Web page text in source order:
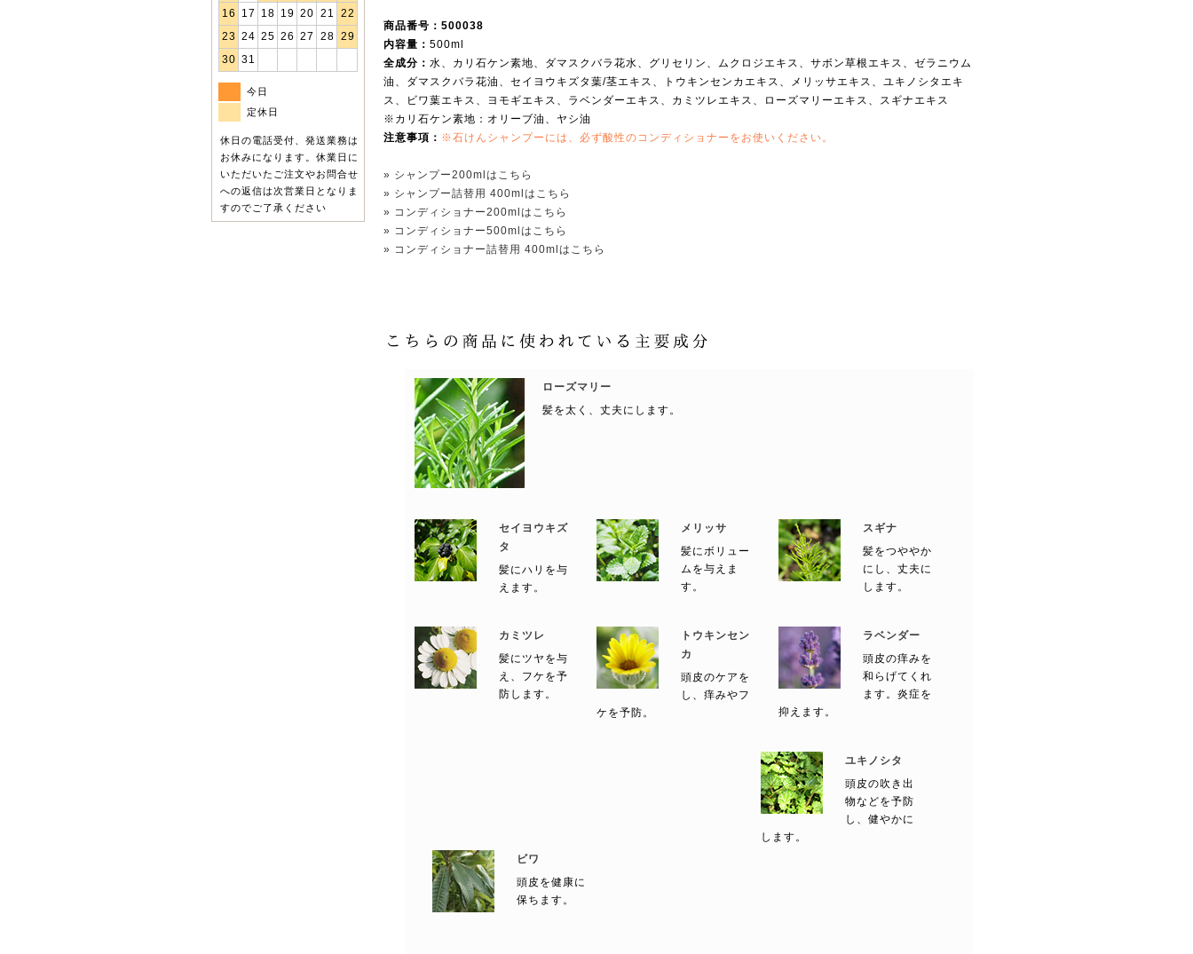
16
17 18 19 20 21
22
23 24 25 26 27 28 29
30 31
今日
定休日
休日の電話受付、発送業務は
お休みになります。休業日に
いただいたご注文やお問合せ
への返信は次営業日となりま
すのでご了承ください
商品番号：500038
内容量： 500ml
全成分： 水、カリ石ケン素地、ダマスクバラ花水、グリセリン、ムクロジエキス、サボン草根エキス、ゼラニウム
油、ダマスクバラ花油、セイヨウキズタ葉/茎エキス、トウキンセンカエキス、メリッサエキス、ユキノシタエキ
ス、ビワ葉エキス、ヨモギエキス、ラベンダーエキス、カミツレエキス、ローズマリーエキス、スギナエキス
※カリ石ケン素地：オリーブ油、ヤシ油
注意事項： ※石けんシャンプーには、必ず酸性のコンディショナーをお使いください。
» シャンプー200mlはこちら
» シャンプー詰替用 400mlはこちら
» コンディショナー200mlはこちら
» コンディショナー500mlはこちら
» コンディショナー詰替用 400mlはこちら
ローズマリー
髪を太く、丈夫にします。
セイヨウキズ
タ
髪にハリを与
えます。
メリッサ
髪にボリュー
ムを与えま
す。
スギナ
髪をつややか
にし、丈夫に
します。
カミツレ
髪にツヤを与
え、フケを予
防します。
トウキンセン
カ
頭皮のケアを
し、痒みやフ
ケを予防。
ラベンダー
頭皮の痒みを
和らげてくれ
ます。炎症を
抑えます。
ユキノシタ
頭皮の吹き出
物などを予防
し、健やかに
します。
ビワ
頭皮を健康に
保ちます。